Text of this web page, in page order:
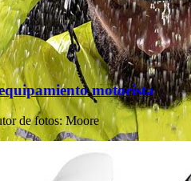
motorista
de fotos: Moore